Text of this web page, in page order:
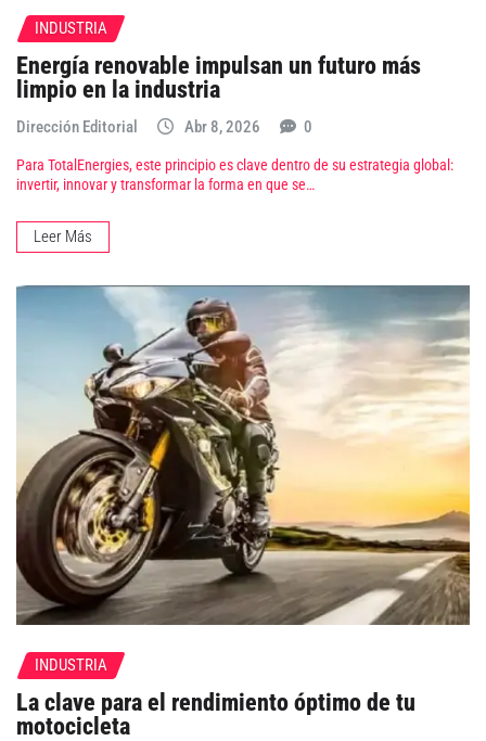
INDUSTRIA
Energía renovable impulsan un futuro más
limpio en la industria
Dirección Editorial Abr 8, 2026 0
Para TotalEnergies, este principio es clave dentro de su estrategia global:
invertir, innovar y transformar la forma en que se…
Leer Más
INDUSTRIA
La clave para el rendimiento óptimo de tu
motocicleta